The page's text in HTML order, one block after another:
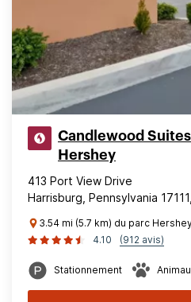
Candlewood
Hershey
413 Port View Drive
Harrisburg, Pennsylvania
3.54 mi (5.7 km) du parc
4.10
(912 avis)
Stationnement